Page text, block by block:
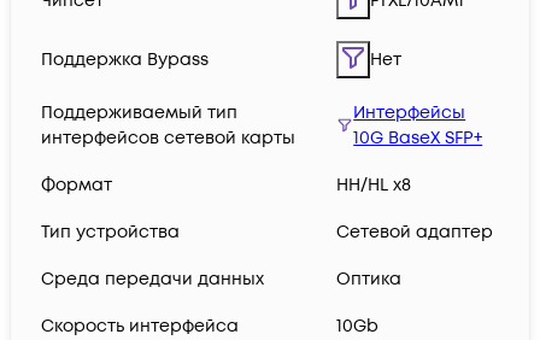
Поддержка Bypass Нет
Поддерживаемый тип
интерфейсов сетевой карты
Интерфейсы
10G BaseX SFP+
Формат HH/HL x8
Тип устройства Сетевой адаптер
Среда передачи данных Оптика
Скорость интерфейса 10Gb